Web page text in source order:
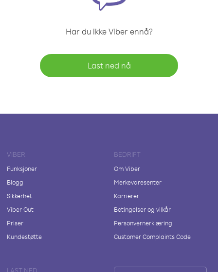
Har du ikke Viber ennå?
Last ned nå
VIBER
Funksjoner
Blogg
Sikkerhet
Viber Out
Priser
Kundestøtte
BEDRIFT
Om Viber
Merkevaresenter
Karrierer
Betingelser og vilkår
Personvernerklæring
Customer Complaints Code
LAST NED